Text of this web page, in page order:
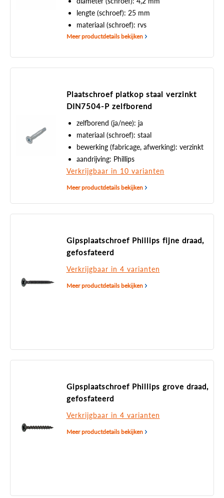
lengte (schroef): 25 mm
materiaal (schroef): rvs
Meer productdetails bekijken
Plaatschroef platkop staal verzinkt
DIN7504-P zelfborend
zelfborend (ja/nee): ja
materiaal (schroef): staal
bewerking (fabricage, afwerking): verzinkt
aandrijving: Phillips
Verkrijgbaar in 10 varianten
Meer productdetails bekijken
Gipsplaatschroef Phillips fijne draad,
gefosfateerd
Verkrijgbaar in 4 varianten
Meer productdetails bekijken
Gipsplaatschroef Phillips grove draad,
gefosfateerd
Verkrijgbaar in 4 varianten
Meer productdetails bekijken